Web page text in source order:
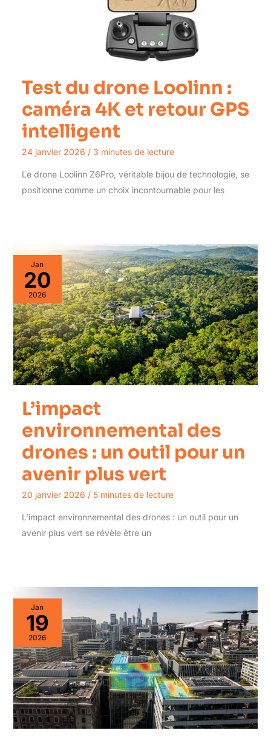
Test du drone Loolinn :
caméra 4K et retour GPS
intelligent
24 janvier 2026 / 3 minutes de lecture
Le drone Loolinn Z6Pro, véritable bijou de technologie, se
positionne comme un choix incontournable pour les
Jan
20
2026
L’impact
environnemental des
drones : un outil pour un
avenir plus vert
20 janvier 2026 / 5 minutes de lecture
L’impact environnemental des drones : un outil pour un
avenir plus vert se révèle être un
Jan
19
2026